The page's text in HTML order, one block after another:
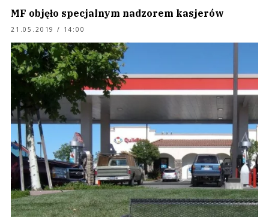
MF objęło specjalnym nadzorem kasjerów
21.05.2019 / 14:00